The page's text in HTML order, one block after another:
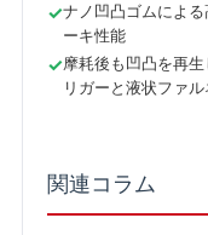
ナノ凹凸ゴムによ
ーキ性能
摩耗後も凹凸を再
リガーと液状ファ
関連コラム